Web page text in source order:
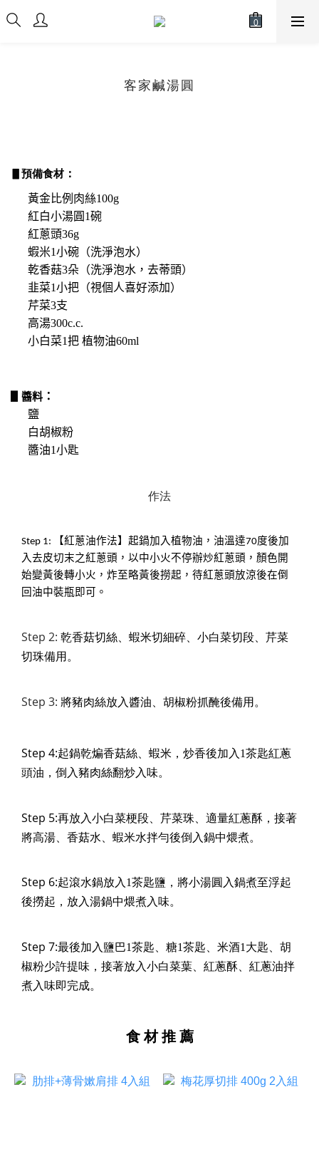
客家鹹湯圓
▋預備食材 ：
黃金比例肉絲100g
紅白小湯圓1碗
紅蔥頭36g
蝦米1小碗（洗淨泡水）
乾香菇3朵（洗淨泡水，去蒂頭）
韭菜1小把（視個人喜好添加）
芹菜3支
高湯300c.c.
小白菜1把 植物油60ml
▋醬料 ：
鹽
白胡椒粉
醬油1小匙
作法
Step 1: 【紅蔥油作法】起鍋加入植物油，油溫達70度後加
入去皮切末之紅蔥頭，以中小火不停辦炒紅蔥頭，顏色開
始變黃後轉小火，炸至略黃後撈起，待紅蔥頭放涼後在倒
回油中裝瓶即可。
Step 2: 乾香菇切絲、蝦米切細碎、小白菜切段、芹菜
切珠備用。
Step 3: 將豬肉絲放入醬油、胡椒粉抓醃後備用。
Step 4:起鍋乾煸香菇絲、蝦米，炒香後加入1茶匙紅蔥
頭油，倒入豬肉絲翻炒入味。
Step 5:再放入小白菜梗段、芹菜珠、適量紅蔥酥，接著
將高湯、香菇水、蝦米水拌勻後倒入鍋中煨煮。
Step 6:起滾水鍋放入1茶匙鹽，將小湯圓入鍋煮至浮起
後撈起，放入湯鍋中煨煮入味。
Step 7:最後加入鹽巴1茶匙、糖1茶匙、米酒1大匙、胡
椒粉少許提味，接著放入小白菜葉、紅蔥酥、紅蔥油拌
煮入味即完成。
食 材 推 薦